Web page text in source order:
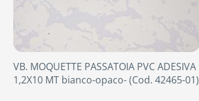
VB. MOQUETTE PASSATOIA PVC ADESIVA
1,2X10 MT bianco-opaco- (Cod. 42465-01)